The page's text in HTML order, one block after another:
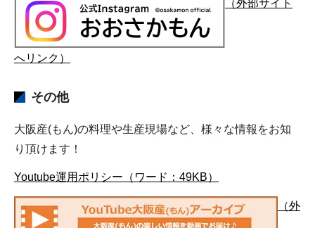
（外部サイト
へリンク）
その他
大阪産(もん)の料理や生産現場など、様々な情報をお知
り頂けます！
Youtube運用ポリシー（ワード：49KB）
（外